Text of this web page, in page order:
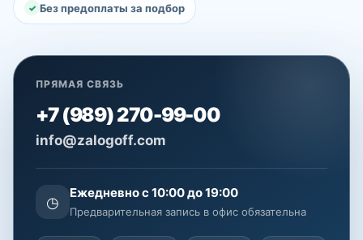
Без предоплаты за подбор
ПРЯМАЯ СВЯЗЬ
+7 (989) 270-99-00
info@zalogoff.com
◷
Ежедневно с 10:00 до 19:00
Предварительная запись в офис обязательна